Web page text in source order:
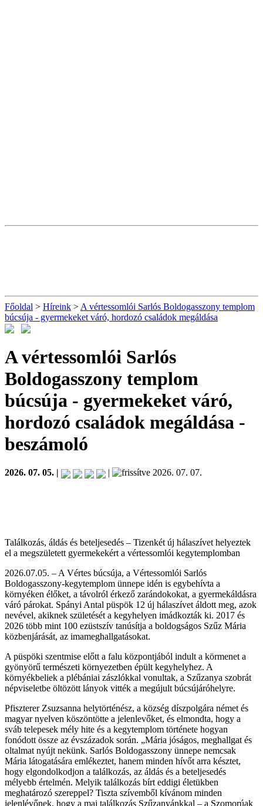
Főoldal > Híreink > A vértessomlói Sarlós Boldogasszony templom
búcsúja - gyermekeket váró, hordozó családok megáldása
A vértessomlói Sarlós
Boldogasszony templom
búcsúja - gyermekeket váró,
hordozó családok megáldása -
beszámoló
2026. 07. 05. | | 2026. 07. 07.
Találkozás, áldás és beteljesedés – Tizenkét új hálaszívet helyeztek
el a megszületett gyermekekért a vértessomlói kegytemplomban
2026.07.05. – A Vértes búcsúja, a Vértessomlói Sarlós
Boldogasszony-kegytemplom ünnepe idén is egybehívta a
környéken élőket, a távolról érkező zarándokokat, a gyermekáldásra
váró párokat. Spányi Antal püspök 12 új hálaszívet áldott meg, azok
nevével, akiknek születését a kegyhelyen imádkozták ki. 2017 és
2026 több mint 100 ezüstszív tanúsítja a boldogságos Szűz Mária
közbenjárását, az imameghallgatásokat.
A püspöki szentmise előtt a falu központjából indult a körmenet a
gyönyörű természeti környezetben épült kegyhelyhez. A
környékbeliek a plébániai zászlókkal vonultak, a Szűzanya szobrát
népviseletbe öltözött lányok vitték a megújult búcsújáróhelyre.
Pfiszterer Zsuzsanna helytörténész, a község díszpolgára német és
magyar nyelven köszöntötte a jelenlevőket, és elmondta, hogy a
sváb telepesek mély hite és a kegytemplom története hogyan
fonódott össze az évszázadok során. „Mária jóságos, meghallgat és
oltalmat nyújt nekünk. Sarlós Boldogasszony ünnepe nemcsak
Mária látogatására emlékeztet, hanem minden hívőt arra késztet,
hogy elgondolkodjon a találkozás, az áldás és a beteljesedés
mélyebb értelmén. Melyik találkozás bírt eddigi életükben
meghatározó szereppel? Tiszta szívemből kívánom minden
jelenlévőnek, hogy a mai találkozás Szűzanyánkkal – a Szomorúak